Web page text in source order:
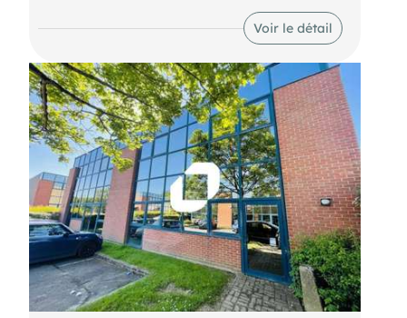
RER Savigny le Temple- Nandy (D) Route N104
Autoroute A5 D106
Voir le détail